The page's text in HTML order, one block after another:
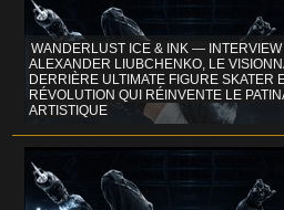
WANDERLUST ICE & INK — INTERVIEW
ALEXANDER LIUBCHENKO, LE
DERRIÈRE ULTIMATE FIGURE SKATER
RÉVOLUTION QUI RÉINVENTE LE
ARTISTIQUE